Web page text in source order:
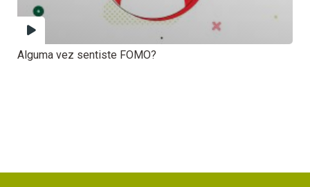
Alguma vez sentiste FOMO?